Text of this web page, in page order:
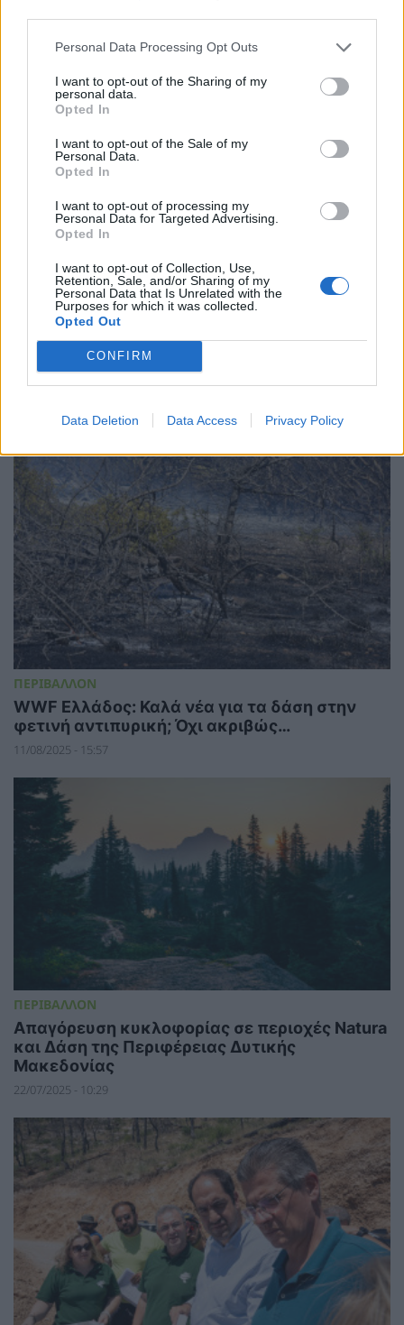
Personal Data Processing Opt Outs
I want to opt-out of the Sharing of my
personal data.
Opted In
I want to opt-out of the Sale of my
Personal Data.
Opted In
I want to opt-out of processing my
Personal Data for Targeted Advertising.
Opted In
I want to opt-out of Collection, Use,
Retention, Sale, and/or Sharing of my
Personal Data that Is Unrelated with the
Purposes for which it was collected.
Opted Out
CONFIRM
Data Deletion Data Access Privacy Policy
ΠΟΛΙΤΙΚΗ
Γ. Μανιάτης: Η Κυβέρνηση θεατής στον
αφανισμό των δασών ελάτης ολόκληρης της
χώρας
29/09/2025 - 15:34
ΠΕΡΙΒΑΛΛΟΝ
WWF Ελλάδος: Καλά νέα για τα δάση στην
φετινή αντιπυρική; Όχι ακριβώς…
11/08/2025 - 15:57
ΠΕΡΙΒΑΛΛΟΝ
Απαγόρευση κυκλοφορίας σε περιοχές Natura
και Δάση της Περιφέρειας Δυτικής
Μακεδονίας
22/07/2025 - 10:29